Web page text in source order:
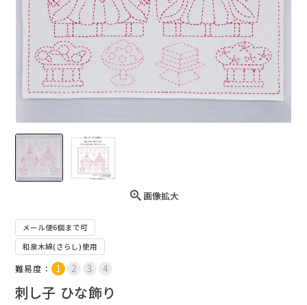
画像拡大
メール便6個まで可
和泉木綿(さらし)使用
難易度：
刺し子 ひな飾り